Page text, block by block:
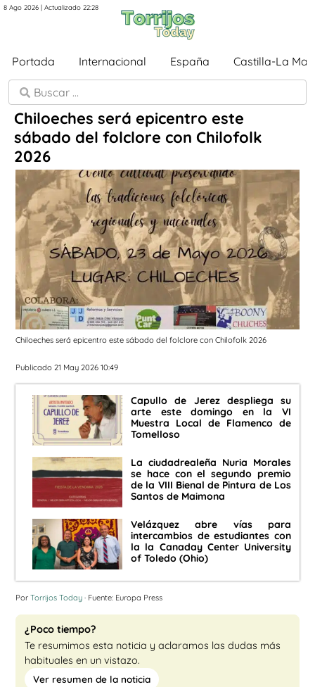
8 Ago 2026 | Actualizado 22:28
Portada Internacional España Castilla-La
Chiloeches será epicentro este
sábado del folclore con Chilofolk
2026
Chiloeches será epicentro este sábado del folclore con Chilofolk 2026
Publicado 21 May 2026 10:49
Capullo de Jerez despliega su
arte este domingo en la VI
Muestra Local de Flamenco de
Tomelloso
La ciudadrealeña Nuria Morales
se hace con el segundo premio
de la VIII Bienal de Pintura de Los
Santos de Maimona
Velázquez abre vías para
intercambios de estudiantes con
la la Canaday Center University
of Toledo (Ohio)
Por Torrijos Today · Fuente: Europa Press
¿Poco tiempo?
Te resumimos esta noticia y aclaramos las dudas más
habituales en un vistazo.
Ver resumen de la noticia